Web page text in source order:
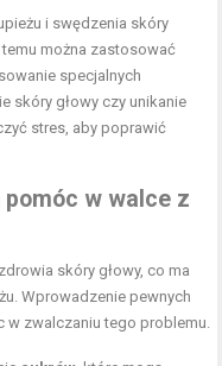
i swędzenia skóry
można zastosować
specjalnych
skóry głowy czy unikanie
stres, aby poprawić
w walce z
skóry głowy, co ma
Wprowadzenie pewnych
zwalczaniu tego problemu.